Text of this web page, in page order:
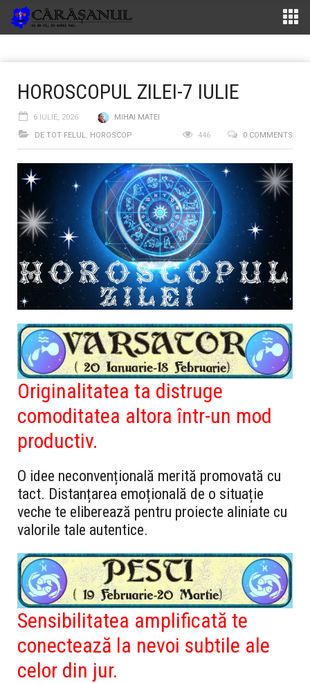
HOROSCOPUL ZILEI-7 IULIE
6 IULIE, 2026
MIHAI MATEI
DE TOT FELUL, HOROSCOP 0 COMMENTS
446
Originalitatea ta distruge
comoditatea altora într-un mod
productiv.
O idee neconvențională merită promovată cu
tact. Distanțarea emoțională de o situație
veche te eliberează pentru proiecte aliniate cu
valorile tale autentice.
Sensibilitatea amplificată te
conectează la nevoi subtile ale
celor din jur.